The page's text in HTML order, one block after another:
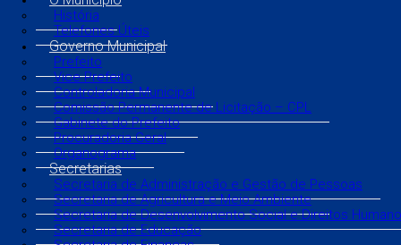
História
Telefones Úteis
Governo Municipal
Prefeito
Vice Prefeito
Controladoria Municipal
Comissão Permanente de Licitação – CPL
Gabinete do Prefeito
Procuradoria Geral
Organograma
Secretarias
Secretaria de Administração e Gestão de Pessoas
Secretaria de Agricultura e Meio Ambiente
Secretaria de Desenvolvimento Social e Direitos
Secretaria de Educação